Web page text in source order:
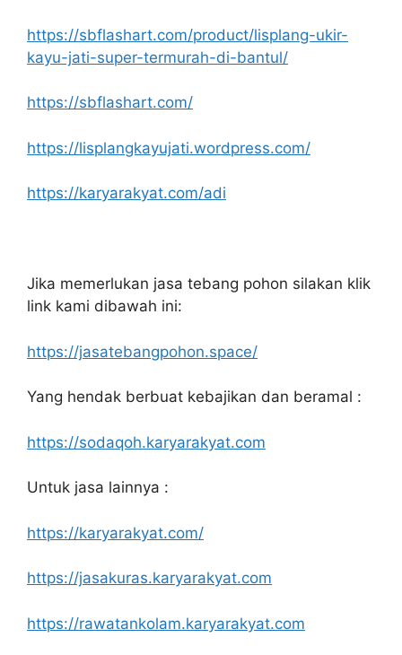
https://sbflashart.com/product/lisplang-ukir-
kayu-jati-super-termurah-di-bantul/
https://sbflashart.com/
https://lisplangkayujati.wordpress.com/
https://karyarakyat.com/adi
Jika memerlukan jasa tebang pohon silakan klik
link kami dibawah ini:
https://jasatebangpohon.space/
Yang hendak berbuat kebajikan dan beramal :
https://sodaqoh.karyarakyat.com
Untuk jasa lainnya :
https://karyarakyat.com/
https://jasakuras.karyarakyat.com
https://rawatankolam.karyarakyat.com